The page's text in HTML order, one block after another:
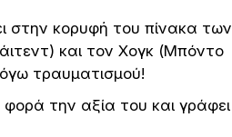
στην κορυφή του πίνακα των
και τον Χογκ (Μπόντο
τραυματισμού!
την αξία του και γράφει